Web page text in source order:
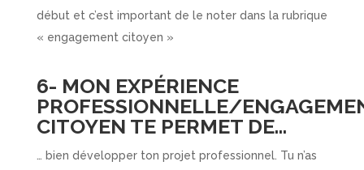
début et c’est important de le noter dans la rubrique
« engagement citoyen »
6- MON EXPÉRIENCE
PROFESSIONNELLE/
CITOYEN TE PERMET DE…
… bien développer ton projet professionnel. Tu n’as